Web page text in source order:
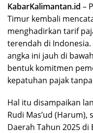
KabarKalimantan.id –
Timur kembali
menghadirkan tarif
terendah di Indonesia.
angka ini jauh di
bentuk komitmen
kepatuhan pajak
Hal itu disampaikan
Rudi Mas’ud
Daerah Tahun 2025